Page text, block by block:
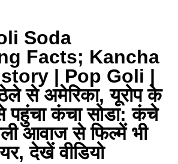
Soda
Facts; Kancha
| Pop Goli |
से अमेरिका, यूरोप के
पहुंचा कंचा सोडा: कंचे
आवाज से फिल्में भी
देखें वीडियो